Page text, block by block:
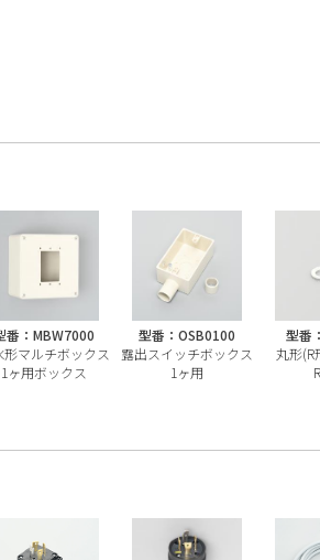
番：MBW7000
形マルチボックス
1ヶ用ボックス
型番：OSB0100
露出スイッチボックス
1ヶ用
型番
丸形(R